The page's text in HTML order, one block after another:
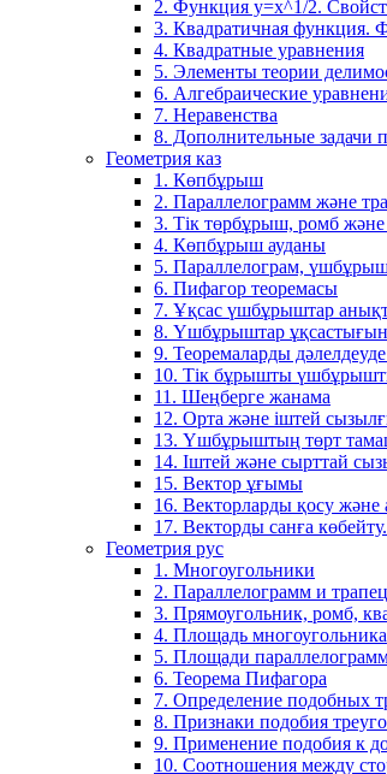
2. Функция y=x^1/2.
3. Квадратичная функция.
4. Квадратные уравнения
5. Элементы теории
6. Алгебраические
7. Неравенства
8. Дополнительные задачи
Геометрия каз
1. Көпбұрыш
2. Параллелограмм және
3. Тік төрбұрыш, ромб және
4. Көпбұрыш ауданы
5. Параллелограм,
6. Пифагор теоремасы
7. Ұқсас үшбұрыштар
8. Үшбұрыштар
9. Теоремаларды
10. Тік бұрышты
11. Шеңберге жанама
12. Орта және іштей
13. Үшбұрыштың төрт
14. Іштей және сырттай
15. Вектор ұғымы
16. Векторларды қосу және
17. Векторды санға
Геометрия рус
1. Многоугольники
2. Параллелограмм и
3. Прямоугольник, ромб,
4. Площадь многоугольника
5. Площади
6. Теорема Пифагора
7. Определение подобных
8. Признаки подобия
9. Применение подобия к
10. Соотношения между